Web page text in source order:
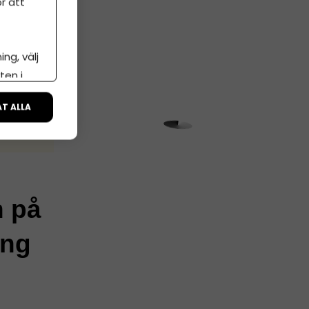
på
välj
i
ALLA